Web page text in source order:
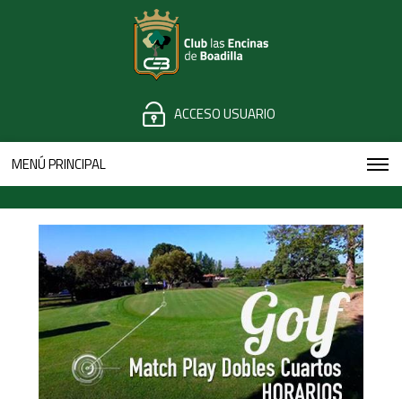
ACCESO USUARIO
MENÚ PRINCIPAL